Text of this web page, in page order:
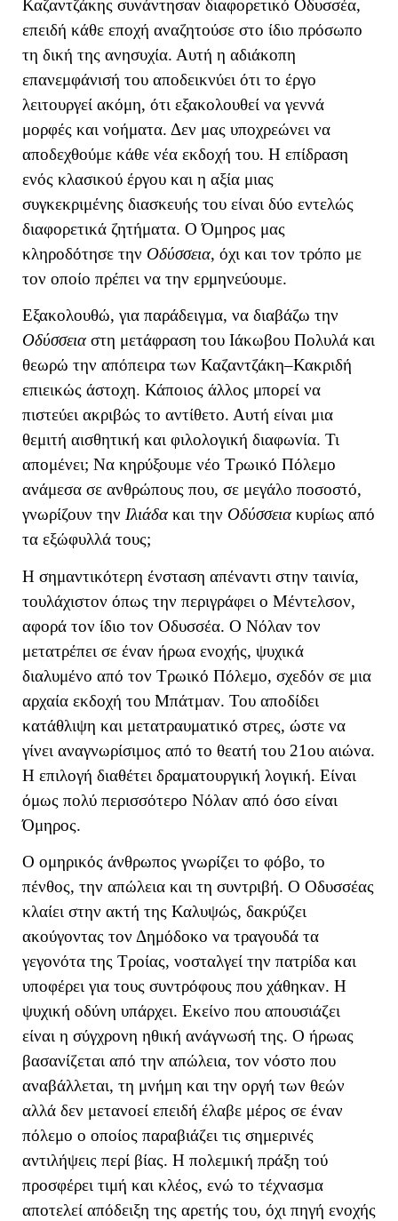
Καζαντζάκης συνάντησαν διαφορετικό Οδυσσέα,
επειδή κάθε εποχή αναζητούσε στο ίδιο πρόσωπο
τη δική της ανησυχία. Αυτή η αδιάκοπη
επανεμφάνισή του αποδεικνύει ότι το έργο
λειτουργεί ακόμη, ότι εξακολουθεί να γεννά
μορφές και νοήματα. Δεν μας υποχρεώνει να
αποδεχθούμε κάθε νέα εκδοχή του. Η επίδραση
ενός κλασικού έργου και η αξία μιας
συγκεκριμένης διασκευής του είναι δύο εντελώς
διαφορετικά ζητήματα. Ο Όμηρος μας
κληροδότησε την Οδύσσεια, όχι και τον τρόπο με
τον οποίο πρέπει να την ερμηνεύουμε.
Εξακολουθώ, για παράδειγμα, να διαβάζω την
Οδύσσειαστη μετάφραση του Ιάκωβου Πολυλά και
θεωρώ την απόπειρα των Καζαντζάκη–Κακριδή
επιεικώς άστοχη. Κάποιος άλλος μπορεί να
πιστεύει ακριβώς το αντίθετο. Αυτή είναι μια
θεμιτή αισθητική και φιλολογική διαφωνία. Τι
απομένει; Να κηρύξουμε νέο Τρωικό Πόλεμο
ανάμεσα σε ανθρώπους που, σε μεγάλο ποσοστό,
γνωρίζουν την Ιλιάδακαι την Οδύσσειακυρίως από
τα εξώφυλλά τους;
Η σημαντικότερη ένσταση απέναντι στην ταινία,
τουλάχιστον όπως την περιγράφει ο Μέντελσον,
αφορά τον ίδιο τον Οδυσσέα. Ο Νόλαν τον
μετατρέπει σε έναν ήρωα ενοχής, ψυχικά
διαλυμένο από τον Τρωικό Πόλεμο, σχεδόν σε μια
αρχαία εκδοχή του Μπάτμαν. Του αποδίδει
κατάθλιψη και μετατραυματικό στρες, ώστε να
γίνει αναγνωρίσιμος από το θεατή του 21ου αιώνα.
Η επιλογή διαθέτει δραματουργική λογική. Είναι
όμως πολύ περισσότερο Νόλαν από όσο είναι
Όμηρος.
Ο ομηρικός άνθρωπος γνωρίζει το φόβο, το
πένθος, την απώλεια και τη συντριβή. Ο Οδυσσέας
κλαίει στην ακτή της Καλυψώς, δακρύζει
ακούγοντας τον Δημόδοκο να τραγουδά τα
γεγονότα της Τροίας, νοσταλγεί την πατρίδα και
υποφέρει για τους συντρόφους που χάθηκαν. Η
ψυχική οδύνη υπάρχει. Εκείνο που απουσιάζει
είναι η σύγχρονη ηθική ανάγνωσή της. Ο ήρωας
βασανίζεται από την απώλεια, τον νόστο που
αναβάλλεται, τη μνήμη και την οργή των θεών
αλλά δεν μετανοεί επειδή έλαβε μέρος σε έναν
πόλεμο ο οποίος παραβιάζει τις σημερινές
αντιλήψεις περί βίας. Η πολεμική πράξη τού
προσφέρει τιμή και κλέος, ενώ το τέχνασμα
αποτελεί απόδειξη της αρετής του, όχι πηγή ενοχής